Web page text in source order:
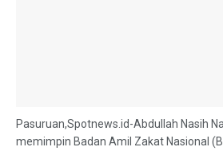
Pasuruan,Spotnews.id-Abdullah Nasih
memimpin Badan Amil Zakat Nasional